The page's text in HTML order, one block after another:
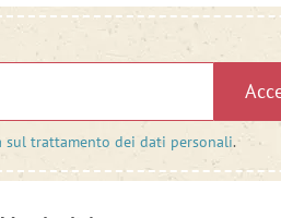
sul trattamento dei dati personali.